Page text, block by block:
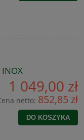
1 049,00 zł
netto: 852,85 zł
DO KOSZYKA